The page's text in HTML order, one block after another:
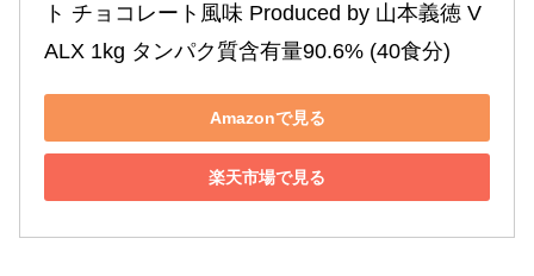
ト チョコレート風味 Produced by 山本義徳 V
ALX 1kg タンパク質含有量90.6% (40食分)
Amazonで見る
楽天市場で見る